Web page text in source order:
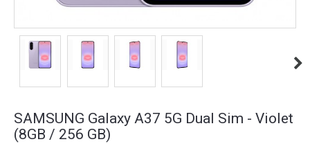
SAMSUNG Galaxy A37 5G Dual Sim - Violet
(8GB / 256 GB)